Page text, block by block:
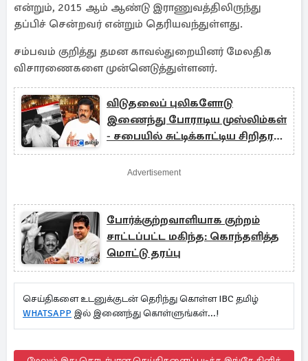
என்றும், 2015 ஆம் ஆண்டு இராணுவத்திலிருந்து
தப்பிச் சென்றவர் என்றும் தெரியவந்துள்ளது.
சம்பவம் குறித்து தமன காவல்துறையினர் மேலதிக
விசாரணைகளை முன்னெடுத்துள்ளனர்.
விடுதலைப் புலிகளோடு
இணைந்து போராடிய முஸ்லிம்கள்
- சபையில் சுட்டிக்காட்டிய சிறிதரன்
எம்.பி.
Advertisement
போர்க்குற்றவாளியாக குற்றம்
சாட்டப்பட்ட மகிந்த: கொந்தளித்த
மொட்டு தரப்பு
செய்திகளை உடனுக்குடன் தெரிந்து கொள்ள IBC தமிழ்
WHATSAPP இல் இணைந்து கொள்ளுங்கள்...!